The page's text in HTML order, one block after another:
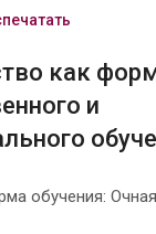
как
и
обучения: Очная